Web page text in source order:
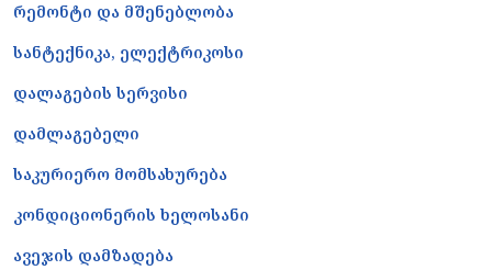
რემონტი და მშენებლობა
სანტექნიკა, ელექტრიკოსი
დალაგების სერვისი
დამლაგებელი
საკურიერო მომსახურება
კონდიციონერის ხელოსანი
ავეჯის დამზადება